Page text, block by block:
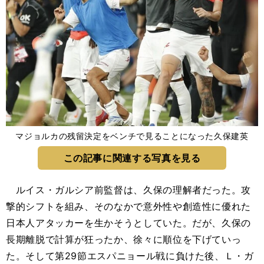
マジョルカの残留決定をベンチで見ることになった久保建英
この記事に関連する写真を見る
ルイス・ガルシア前監督は、久保の理解者だった。攻
撃的シフトを組み、そのなかで意外性や創造性に優れた
日本人アタッカーを生かそうとしていた。だが、久保の
長期離脱で計算が狂ったか、徐々に順位を下げていっ
た。そして第29節エスパニョール戦に負けた後、Ｌ・ガ